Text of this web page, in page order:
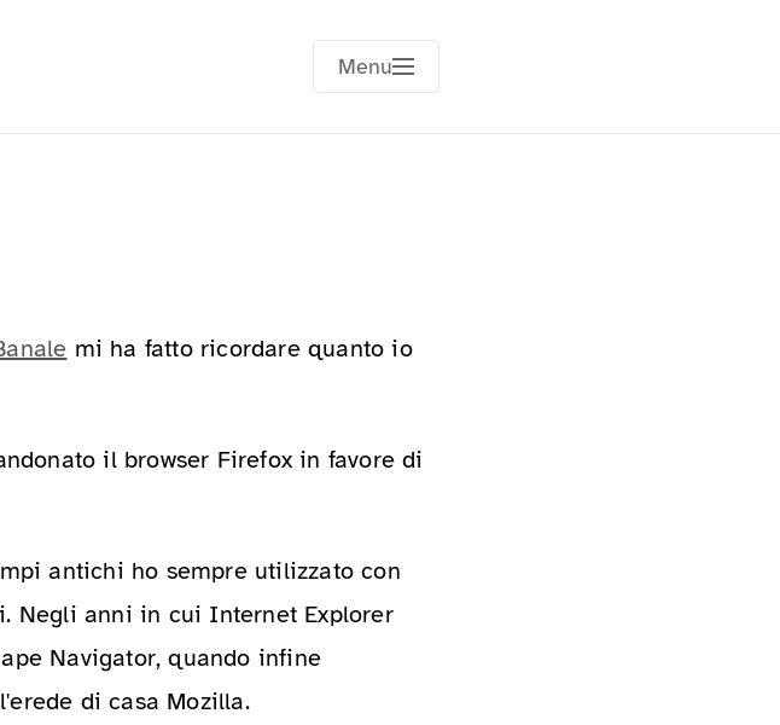
Menu
mi ha fatto ricordare quanto io
il browser Firefox in favore di
antichi ho sempre utilizzato con
Negli anni in cui Internet Explorer
Navigator, quando infine
di casa Mozilla.